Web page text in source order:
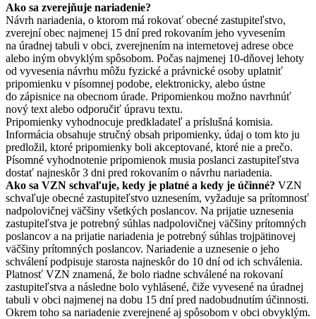
Ako sa zverejňuje nariadenie?
Návrh nariadenia, o ktorom má rokovať obecné zastupiteľstvo,
zverejní obec najmenej 15 dní pred rokovaním jeho vyvesením
na úradnej tabuli v obci, zverejnením na internetovej adrese obce
alebo iným obvyklým spôsobom. Počas najmenej 10-dňovej lehoty
od vyvesenia návrhu môžu fyzické a právnické osoby uplatniť
pripomienku v písomnej podobe, elektronicky, alebo ústne
do zápisnice na obecnom úrade. Pripomienkou možno navrhnúť
nový text alebo odporučiť úpravu textu.
Pripomienky vyhodnocuje predkladateľ a príslušná komisia.
Informácia obsahuje stručný obsah pripomienky, údaj o tom kto ju
predložil, ktoré pripomienky boli akceptované, ktoré nie a prečo.
Písomné vyhodnotenie pripomienok musia poslanci zastupiteľstva
dostať najneskôr 3 dni pred rokovaním o návrhu nariadenia.
Ako sa VZN schvaľuje, kedy je platné a kedy je účinné? VZN
schvaľuje obecné zastupiteľstvo uznesením, vyžaduje sa prítomnosť
nadpolovičnej väčšiny všetkých poslancov. Na prijatie uznesenia
zastupiteľstva je potrebný súhlas nadpolovičnej väčšiny prítomných
poslancov a na prijatie nariadenia je potrebný súhlas trojpätinovej
väčšiny prítomných poslancov. Nariadenie a uznesenie o jeho
schválení podpisuje starosta najneskôr do 10 dní od ich schválenia.
Platnosť VZN znamená, že bolo riadne schválené na rokovaní
zastupiteľstva a následne bolo vyhlásené, čiže vyvesené na úradnej
tabuli v obci najmenej na dobu 15 dní pred nadobudnutím účinnosti.
Okrem toho sa nariadenie zverejnené aj spôsobom v obci obvyklým.